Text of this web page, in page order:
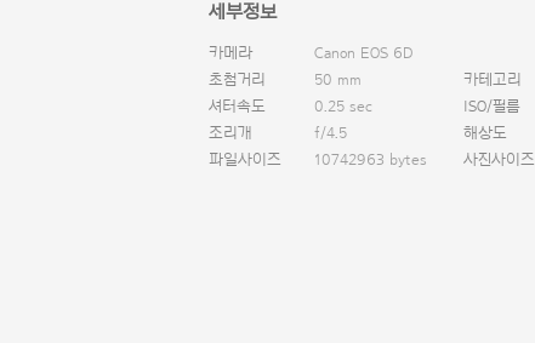
세부정보
카메라
Canon EOS 6D
초첨거리
50 mm 카테고리
셔터속도
0.25 sec ISO/필름
조리개
f/4.5 해상도
파일사이즈
10742963 bytes 사진사이즈